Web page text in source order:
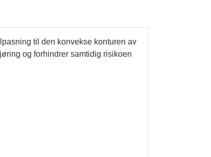
til den konvekse konturen av
og forhindrer samtidig risikoen